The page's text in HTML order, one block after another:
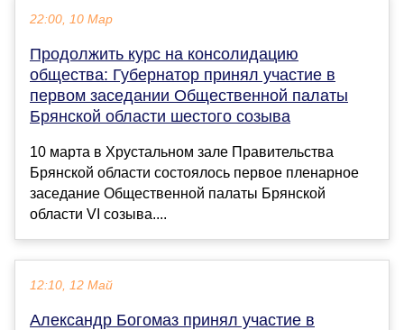
22:00, 10 Мар
Продолжить курс на консолидацию
общества: Губернатор принял участие в
первом заседании Общественной палаты
Брянской области шестого созыва
10 марта в Хрустальном зале Правительства
Брянской области состоялось первое пленарное
заседание Общественной палаты Брянской
области VI созыва....
12:10, 12 Май
Александр Богомаз принял участие в